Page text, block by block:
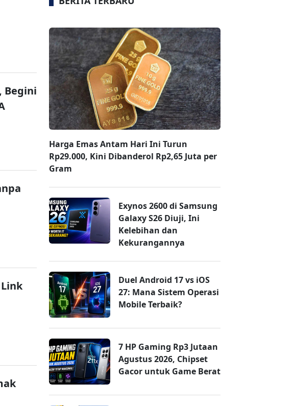
Begini
Harga Emas Antam Hari Ini Turun
Rp29.000, Kini Dibanderol Rp2,65 Juta per
Gram
Exynos 2600 di Samsung
Galaxy S26 Diuji, Ini
Kelebihan dan
Kekurangannya
Duel Android 17 vs iOS
27: Mana Sistem Operasi
Mobile Terbaik?
7 HP Gaming Rp3 Jutaan
Agustus 2026, Chipset
Gacor untuk Game Berat